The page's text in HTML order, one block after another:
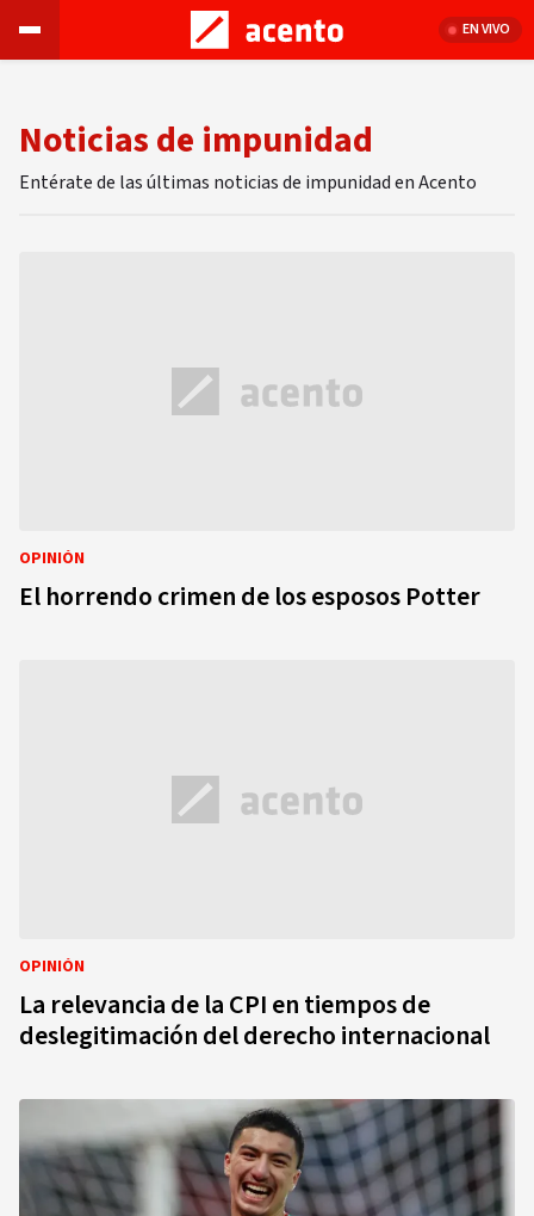
EN VIVO
Noticias de impunidad
Entérate de las últimas noticias de impunidad en Acento
OPINIÓN
El horrendo crimen de los esposos Potter
OPINIÓN
La relevancia de la CPI en tiempos de
deslegitimación del derecho internacional